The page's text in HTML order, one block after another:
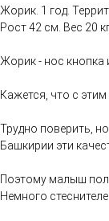
Жорик. 1 год.
Рост 42 см. Вес 20
Жорик - нос кнопка
Кажется, что с
Трудно поверить,
Башкирии эти
Поэтому малыш
Немного